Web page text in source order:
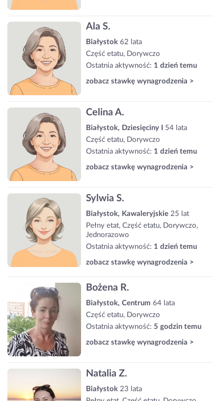
Ala S.
Białystok 62 lata
Część etatu, Dorywczo
Ostatnia aktywność: 1 dzień temu
zobacz stawkę wynagrodzenia >
Celina A.
Białystok, Dziesięciny I
54 lata
Część etatu, Dorywczo
Ostatnia aktywność: 1 dzień temu
zobacz stawkę wynagrodzenia >
Sylwia S.
Białystok, Kawaleryjskie 25 lat
Pełny etat, Część etatu, Dorywczo,
Jednorazowo
Ostatnia aktywność: 1 dzień temu
zobacz stawkę wynagrodzenia >
Bożena R.
Białystok, Centrum 64 lata
Część etatu, Dorywczo
Ostatnia aktywność: 5 godzin temu
zobacz stawkę wynagrodzenia >
Natalia Z.
Białystok 23 lata